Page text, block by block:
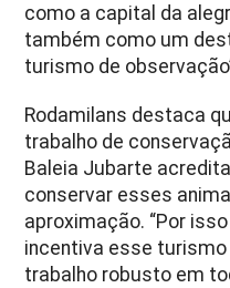
como a capital da
também como um
turismo de
Rodamilans destaca
trabalho de
Baleia Jubarte
conservar esses
aproximação. “Por
incentiva esse
trabalho robusto em